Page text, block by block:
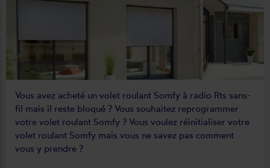
Vous avez acheté un volet roulant Somfy à radio Rts sans-
fil mais il reste bloqué ? Vous souhaitez reprogrammer
votre volet roulant Somfy ? Vous voulez réinitialiser votre
volet roulant Somfy mais vous ne savez pas comment
vous y prendre ?